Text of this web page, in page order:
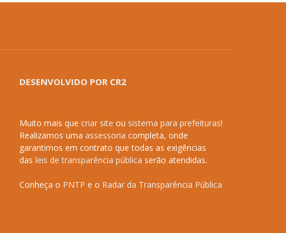
DESENVOLVIDO POR CR2
Muito mais que criar site ou sistema para prefeituras!
Realizamos uma assessoria completa, onde
garantimos em contrato que todas as exigências
das leis de transparência pública serão atendidas.
Conheça o PNTP e o Radar da Transparência Pública